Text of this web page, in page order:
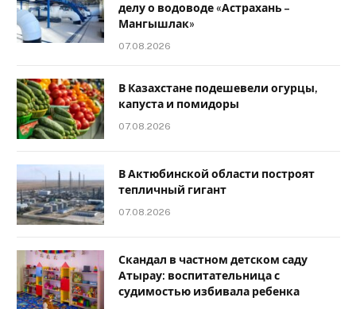
делу о водоводе «Астрахань –
Мангышлак»
07.08.2026
В Казахстане подешевели огурцы,
капуста и помидоры
07.08.2026
В Актюбинской области построят
тепличный гигант
07.08.2026
Скандал в частном детском саду
Атырау: воспитательница с
судимостью избивала ребенка